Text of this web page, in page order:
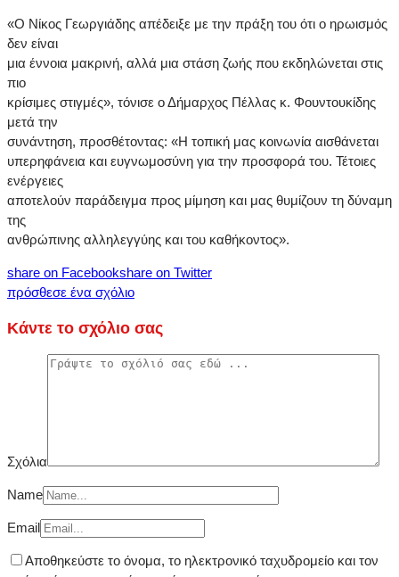
«Ο Νίκος Γεωργιάδης απέδειξε με την πράξη του ότι ο ηρωισμός
δεν είναι
μια έννοια μακρινή, αλλά μια στάση ζωής που εκδηλώνεται στις
πιο
κρίσιμες στιγμές», τόνισε ο Δήμαρχος Πέλλας κ. Φουντουκίδης
μετά την
συνάντηση, προσθέτοντας: «Η τοπική μας κοινωνία αισθάνεται
υπερηφάνεια και ευγνωμοσύνη για την προσφορά του. Τέτοιες
ενέργειες
αποτελούν παράδειγμα προς μίμηση και μας θυμίζουν τη δύναμη
της
ανθρώπινης αλληλεγγύης και του καθήκοντος».
share on Facebookshare on Twitter
πρόσθεσε ένα σχόλιο
Κάντε το σχόλιο σας
Σχόλια
Name
Email
Αποθηκεύστε το όνομα, το ηλεκτρονικό ταχυδρομείο και τον